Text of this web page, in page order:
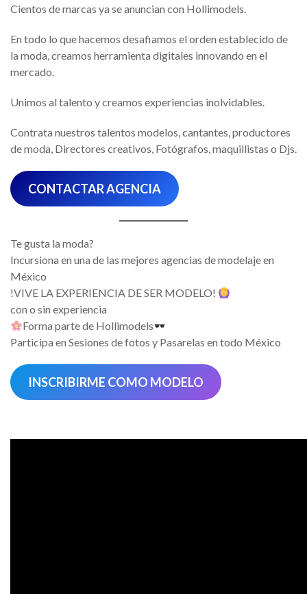
Cientos de marcas ya se anuncian con Hollimodels.
En todo lo que hacemos desafiamos el orden establecido de
la moda, creamos herramienta digitales innovando en el
mercado.
Unimos al talento y creamos experiencias inolvidables.
Contrata nuestros talentos modelos, cantantes, productores
de moda, Directores creativos, Fotógrafos, maquillistas o Djs.
CONTACTAR AGENCIA
Te gusta la moda?
Incursiona en una de las mejores agencias de modelaje en
México
!VIVE LA EXPERIENCIA DE SER MODELO!
con o sin experiencia
Forma parte de Hollimodels
Participa en Sesiones de fotos y Pasarelas en todo México
INSCRIBIRME COMO MODELO